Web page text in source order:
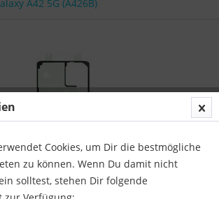
A42 5G (A426B)
Cookies, um Dir die bestmögliche
zu können. Wenn Du damit nicht
solltest, stehen Dir folgende